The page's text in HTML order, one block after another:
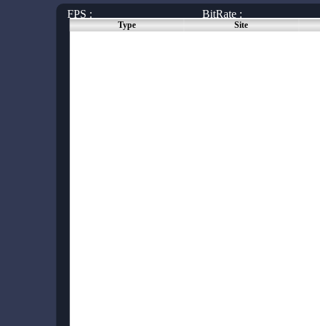
FPS : BitRate :
Type Site